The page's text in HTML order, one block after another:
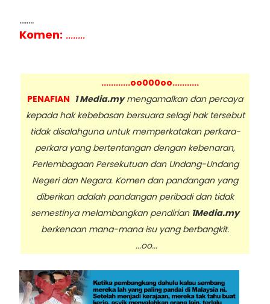
........
Komen: ........
............oo000oo...........
PENAFIAN 1 Media.mymengamalkan dan percaya
kepada hak kebebasan bersuara selagi hak tersebut
tidak disalahguna untuk memperkatakan perkara-
perkara yang bertentangan dengan kebenaran,
Perlembagaan Persekutuan dan Undang-Undang
Negeri dan Negara. Komen dan pandangan yang
diberikan adalah pandangan peribadi dan tidak
semestinya melambangkan pendirian 1Media.my
berkenaan mana-mana isu yang berbangkit.
...oo...